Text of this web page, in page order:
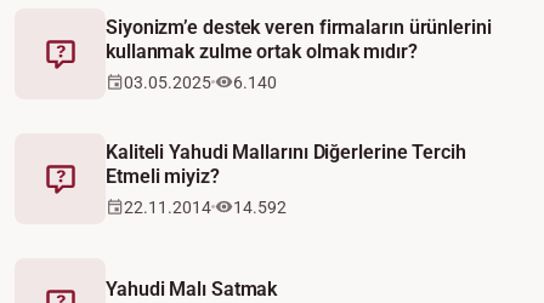
Fetva
Siyonizm’e destek veren firmaların ürünlerini
kullanmak zulme ortak olmak mıdır?
03.05.2025 6.140
Fetva
Kaliteli Yahudi Mallarını Diğerlerine Tercih
Etmeli miyiz?
22.11.2014 14.592
Yahudi Malı Satmak